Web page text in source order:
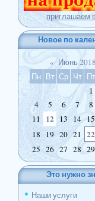
приглашаем
Новое по
« Июнь 2018
Пн Вт Ср Чт Пт
1
4
5 6 7 8
11
12 13 14 15
18
19 20 21 22
25 26 27 28 29
Это нужно
Наши услуги